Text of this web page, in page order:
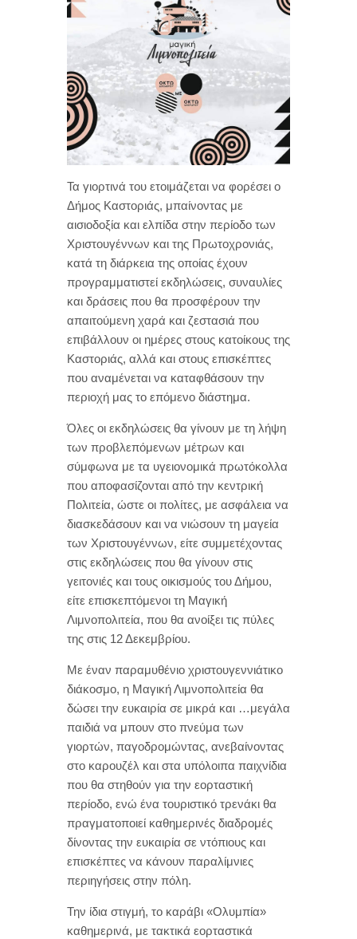
Τα γιορτινά του ετοιμάζεται να φορέσει ο
Δήμος Καστοριάς, μπαίνοντας με
αισιοδοξία και ελπίδα στην περίοδο των
Χριστουγέννων και της Πρωτοχρονιάς,
κατά τη διάρκεια της οποίας έχουν
προγραμματιστεί εκδηλώσεις, συναυλίες
και δράσεις που θα προσφέρουν την
απαιτούμενη χαρά και ζεστασιά που
επιβάλλουν οι ημέρες στους κατοίκους της
Καστοριάς, αλλά και στους επισκέπτες
που αναμένεται να καταφθάσουν την
περιοχή μας το επόμενο διάστημα.
Όλες οι εκδηλώσεις θα γίνουν με τη λήψη
των προβλεπόμενων μέτρων και
σύμφωνα με τα υγειονομικά πρωτόκολλα
που αποφασίζονται από την κεντρική
Πολιτεία, ώστε οι πολίτες, με ασφάλεια να
διασκεδάσουν και να νιώσουν τη μαγεία
των Χριστουγέννων, είτε συμμετέχοντας
στις εκδηλώσεις που θα γίνουν στις
γειτονιές και τους οικισμούς του Δήμου,
είτε επισκεπτόμενοι τη Μαγική
Λιμνοπολιτεία, που θα ανοίξει τις πύλες
της στις 12 Δεκεμβρίου.
Με έναν παραμυθένιο χριστουγεννιάτικο
διάκοσμο, η Μαγική Λιμνοπολιτεία θα
δώσει την ευκαιρία σε μικρά και …μεγάλα
παιδιά να μπουν στο πνεύμα των
γιορτών, παγοδρομώντας, ανεβαίνοντας
στο καρουζέλ και στα υπόλοιπα παιχνίδια
που θα στηθούν για την εορταστική
περίοδο, ενώ ένα τουριστικό τρενάκι θα
πραγματοποιεί καθημερινές διαδρομές
δίνοντας την ευκαιρία σε ντόπιους και
επισκέπτες να κάνουν παραλίμνιες
περιηγήσεις στην πόλη.
Την ίδια στιγμή, το καράβι «Ολυμπία»
καθημερινά, με τακτικά εορταστικά